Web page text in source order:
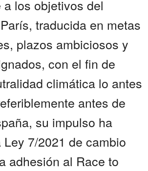
los objetivos del
traducida en metas
plazos ambiciosos y
con el fin de
climática lo antes
antes de
su impulso ha
7/2021 de cambio
adhesión al Race to